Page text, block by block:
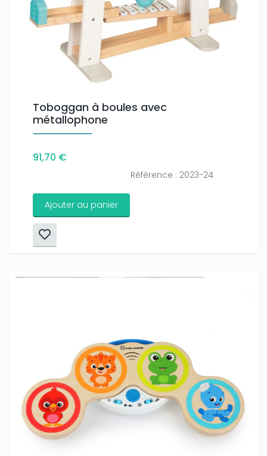
Toboggan à boules avec
métallophone
91,70 €
Référence : 2023-24
Ajouter au panier